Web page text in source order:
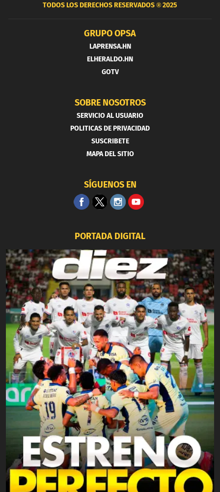
TODOS LOS DERECHOS RESERVADOS ®2025
GRUPO OPSA
LAPRENSA.HN
ELHERALDO.HN
GOTV
SOBRE NOSOTROS
SERVICIO AL USUARIO
POLITICAS DE PRIVACIDAD
SUSCRIBETE
MAPA DEL SITIO
SÍGUENOS EN
PORTADA DIGITAL